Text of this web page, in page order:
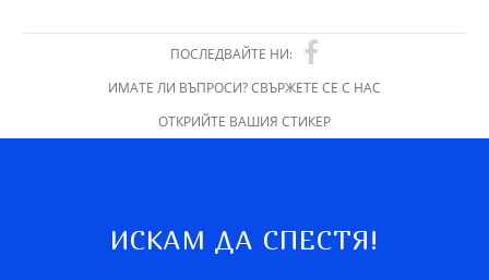
ПОСЛЕДВАЙТЕ НИ:
ИМАТЕ ЛИ ВЪПРОСИ? СВЪРЖЕТЕ СЕ С НАС
ОТКРИЙТЕ ВАШИЯ СТИКЕР
ИСКАМ ДА СПЕСТЯ!